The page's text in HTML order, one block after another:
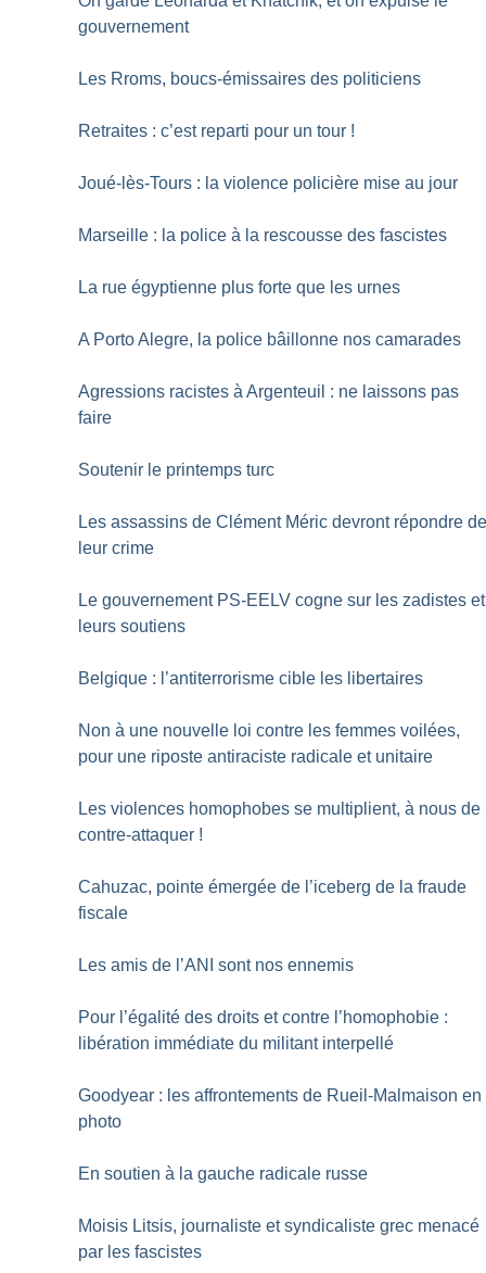
gouvernement
Les Rroms, boucs-émissaires des politiciens
Retraites : c’est reparti pour un tour !
Joué-lès-Tours : la violence policière mise au jour
Marseille : la police à la rescousse des fascistes
La rue égyptienne plus forte que les urnes
A Porto Alegre, la police bâillonne nos camarades
Agressions racistes à Argenteuil : ne laissons pas
faire
Soutenir le printemps turc
Les assassins de Clément Méric devront répondre
leur crime
Le gouvernement PS-EELV cogne sur les zadistes et
leurs soutiens
Belgique : l’antiterrorisme cible les libertaires
Non à une nouvelle loi contre les femmes voilées,
pour une riposte antiraciste radicale et unitaire
Les violences homophobes se multiplient, à nous de
contre-attaquer !
Cahuzac, pointe émergée de l’iceberg de la fraude
fiscale
Les amis de l’ANI sont nos ennemis
Pour l’égalité des droits et contre l’homophobie :
libération immédiate du militant interpellé
Goodyear : les affrontements de Rueil-Malmaison en
photo
En soutien à la gauche radicale russe
Moisis Litsis, journaliste et syndicaliste grec menacé
par les fascistes